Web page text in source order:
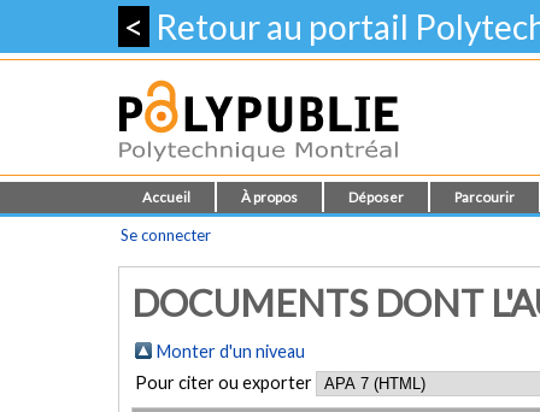
< Retour au portail
Accueil À propos Déposer Parcourir
Se connecter
DOCUMENTS DONT
Monter d'un niveau
Pour citer ou exporter